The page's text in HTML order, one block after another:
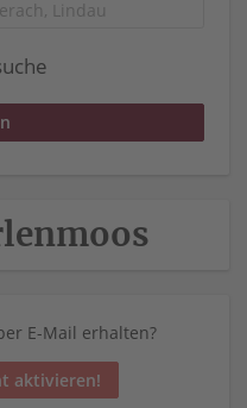
E-Mail erhalten?
aktivieren!